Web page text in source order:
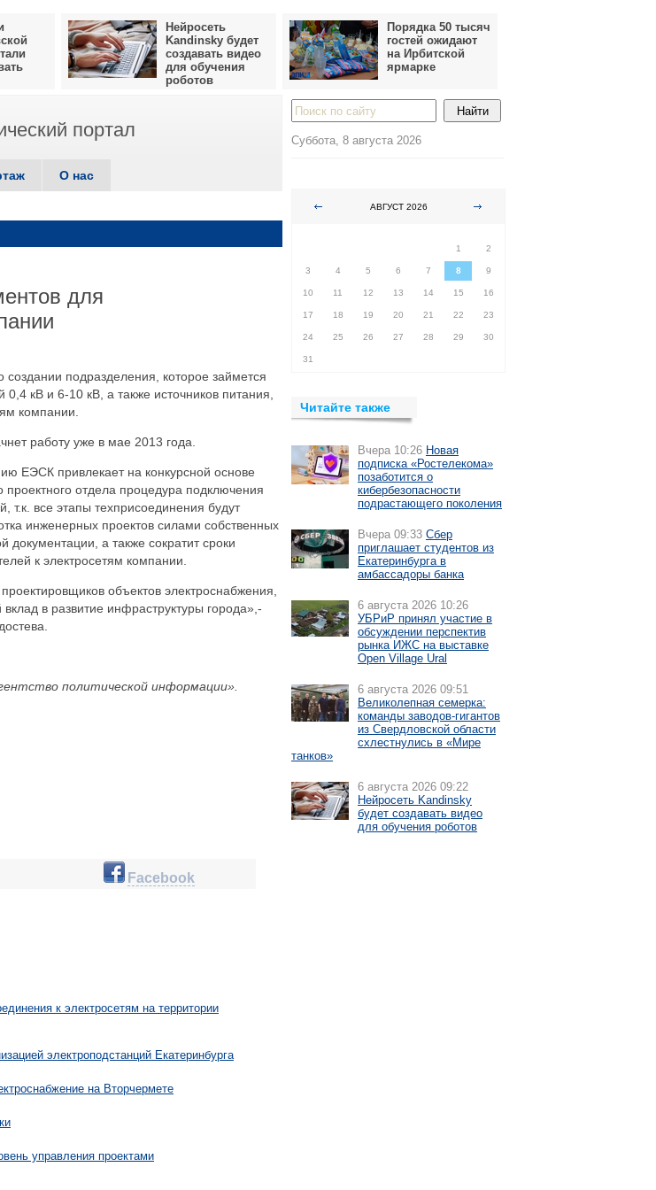
Нейросеть
Kandinsky будет
создавать видео
для обучения
роботов
Порядка 50 тысяч
гостей ожидают
на Ирбитской
ярмарке
портал
О нас
для
подразделения, которое займется
кВ и 6-10 кВ, а также источников питания,
компании.
работу уже в мае 2013 года.
ЕЭСК привлекает на конкурсной основе
отдела процедура подключения
т.к. все этапы техприсоединения будут
инженерных проектов силами собственных
документации, а также сократит сроки
к электросетям компании.
объектов электроснабжения,
в развитие инфраструктуры города»,-
политической информации».
Facebook
к электросетям на территории
электроподстанций Екатеринбурга
на Вторчермете
управления проектами
Суббота, 8 августа 2026
АВГУСТ 2026
1
2
3 4 5 6 7 8 9
10 11 12 13 14 15 16
17 18 19 20 21 22 23
24 25 26 27 28 29 30
31
Читайте также
Вчера 10:26 Новая
подписка «Ростелекома»
позаботится о
кибербезопасности
подрастающего поколения
Вчера 09:33 Сбер
приглашает студентов из
Екатеринбурга в
амбассадоры банка
6 августа 2026 10:26
УБРиР принял участие в
обсуждении перспектив
рынка ИЖС на выставке
Open Village Ural
6 августа 2026 09:51
Великолепная семерка:
команды заводов-гигантов
из Свердловской области
схлестнулись в «Мире
танков»
6 августа 2026 09:22
Нейросеть Kandinsky
будет создавать видео
для обучения роботов